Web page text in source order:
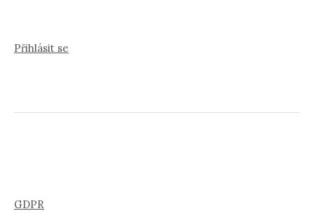
Přihlásit se
GDPR